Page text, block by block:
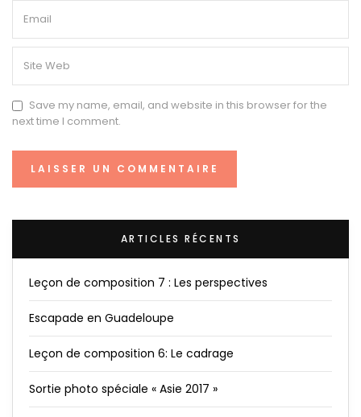
Save my name, email, and website in this browser for the
next time I comment.
ARTICLES RÉCENTS
Leçon de composition 7 : Les perspectives
Escapade en Guadeloupe
Leçon de composition 6: Le cadrage
Sortie photo spéciale « Asie 2017 »